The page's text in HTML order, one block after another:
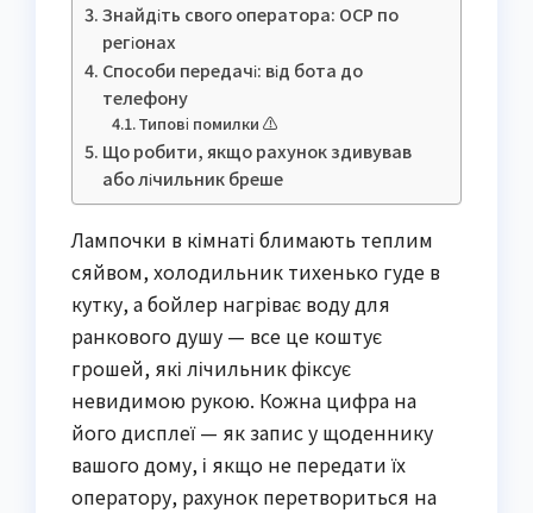
Знайдіть свого оператора: ОСР по
регіонах
Способи передачі: від бота до
телефону
Типові помилки ⚠️
Що робити, якщо рахунок здивував
або лічильник бреше
Лампочки в кімнаті блимають теплим
сяйвом, холодильник тихенько гуде в
кутку, а бойлер нагріває воду для
ранкового душу — все це коштує
грошей, які лічильник фіксує
невидимою рукою. Кожна цифра на
його дисплеї — як запис у щоденнику
вашого дому, і якщо не передати їх
оператору, рахунок перетвориться на